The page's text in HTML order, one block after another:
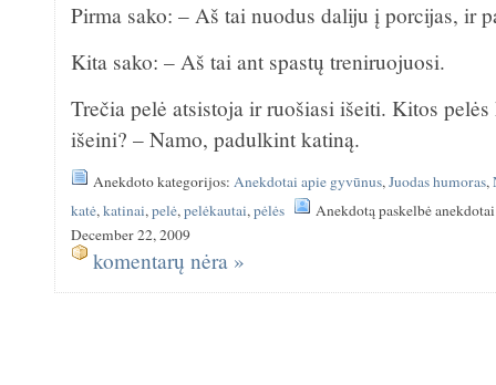
Pirma sako: – Aš tai nuodus daliju į porcijas, ir
Kita sako: – Aš tai ant spastų treniruojuosi.
Trečia pelė atsistoja ir ruošiasi išeiti. Kitos
išeini? – Namo, padulkint katiną.
Anekdoto kategorijos:Anekdotai apie gyvūnus,Juodas humoras,
katė,katinai,pelė,pelėkautai,pėlės
Anekdotą paskelbė anekdotai
December 22, 2009
komentarų nėra »